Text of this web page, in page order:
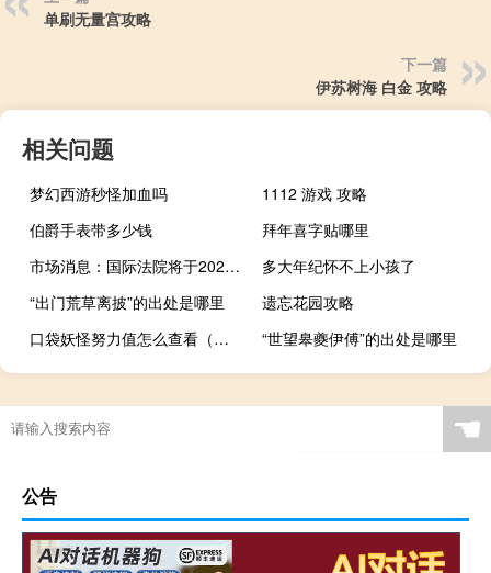
单刷无量宫攻略
下一篇
伊苏树海 白金 攻略
相关问题
梦幻西游秒怪加血吗
1112 游戏 攻略
伯爵手表带多少钱
拜年喜字贴哪里
市场消息：国际法院将于2024年2月就以色列占领巴勒斯坦领土所产生的法律后果举行公开听证会
多大年纪怀不上小孩了
“出门荒草离披”的出处是哪里
遗忘花园攻略
口袋妖怪努力值怎么查看（口袋妖怪努力值怎么刷）
“世望皋夔伊傅”的出处是哪里
☚
公告